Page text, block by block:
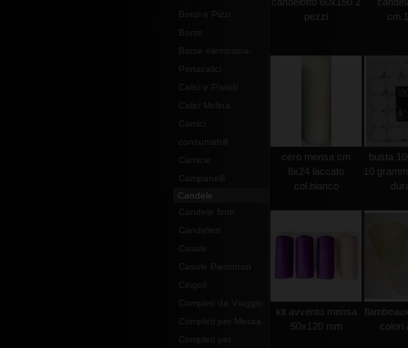
Bordi e Pizzi
Borse
Borse elemosina-
Portacalici
Calici e Pissidi
Calici Molina
Campanelli
Candele
Candele finte
Candelieri
Casule
Casule Pietrobon
Cingoli
Completi da Viaggio
Completi per Messa
Completi per
pezzi
cero mensa cm
8x24 laccato
col.bianco
busta
10
kit avvento mensa
50x120 mm
colori